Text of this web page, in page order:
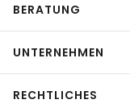
BERATUNG
UNTERNEHMEN
RECHTLICHES